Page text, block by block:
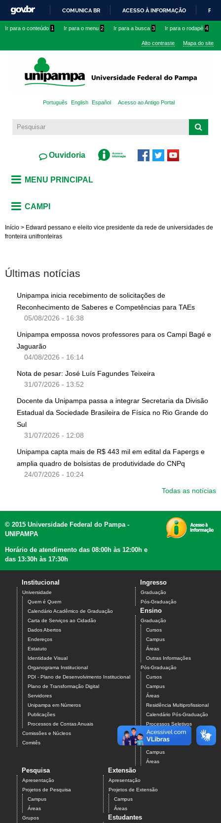
conteúdo
IR
O
COMUNICA BR ACESSO À INFORMAÇÃO
Ir para o conteúdo 1 Ir para o menu 2 Ir para a busca 3 Ir para o rodapé 4
Alto contraste Mapa do site
Português English Español Acesso ao Antigo Portal
Ouvidoria
MENU PRINCIPAL
CAMPI
Início > Edward pessano e eleito vice presidente da rede de universidades de
fronteira unifronteiras
Últimas notícias
Unipampa inicia recebimento de solicitações de
Reconhecimento de Saberes e Competências para TAEs
05/08/2026 - 16:38
Unipampa empossa novos professores para os Campi Bagé e
Jaguarão
04/08/2026 - 16:14
Nota de pesar: José Luís Fagundes Teixeira
31/07/2026 - 13:52
Docente da Unipampa passa a integrar Secretaria da Divisão
Estadual da Sociedade Brasileira de Física no Rio Grande do
Sul
31/07/2026 - 12:08
Unipampa capta mais de R$ 443 mil em edital da Fapergs e
amplia quadro de bolsistas de produtividade do CNPq
24/07/2026 - 10:24
Todas as notícias
© 2015 Universidade Federal do Pampa -
UNIPAMPA
Horário de atendimento das 08:00h às 12:00h e
das 13:30h às 17:30h
Institucional
Universidade
Quem é Quem
Calendário Acadêmico de Graduação
Carta de Serviços ao Cidadão
Dados Abertos
Endereços
Estatuto
Identidade Visual
Organograma Institucional
PDI - Plano de Desenvolvimento Institucional
Plano de Transformação Digital
Servidores
Unipampa em Números
Publicações
Processos de Contas Anuais
Comissões e Núcleos
Comitês
Ingresso
Graduação
Pós-Graduação
Ensino
Graduação
Cursos
Campus
Áreas
Outras Informações
Pós-Graduação
Cursos
Campus
Áreas
Residência Multiprofissional
Calendário Pós-Graduação
Processos Seletivos
Pós-Graduação
Projetos
Campus
Áreas
Pesquisa
Apresentação
Projetos de Pesquisa
Campus
Áreas
Grupos
Extensão
Apresentação
Projetos de Extensão
Campus
Áreas
Estudantes